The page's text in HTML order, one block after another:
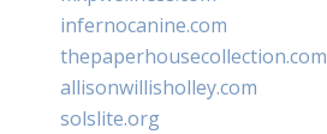
infernocanine.com
thepaperhousecollection.com
allisonwillisholley.com
solslite.org